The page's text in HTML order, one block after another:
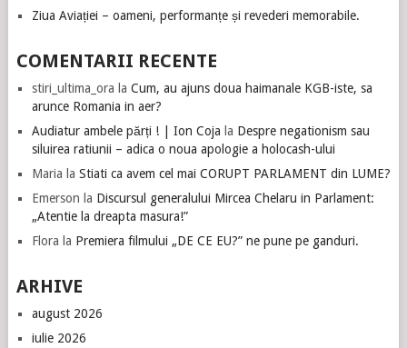
Ziua Aviației – oameni, performanțe și revederi memorabile.
COMENTARII RECENTE
stiri_ultima_ora la Cum, au ajuns doua haimanale KGB-iste, sa
arunce Romania in aer?
Audiatur ambele părți ! | Ion Coja la Despre negationism sau
siluirea ratiunii – adica o noua apologie a holocash-ului
Maria la Stiati ca avem cel mai CORUPT PARLAMENT din LUME?
Emerson la Discursul generalului Mircea Chelaru in Parlament:
„Atentie la dreapta masura!”
Flora la Premiera filmului „DE CE EU?” ne pune pe ganduri.
ARHIVE
august 2026
iulie 2026